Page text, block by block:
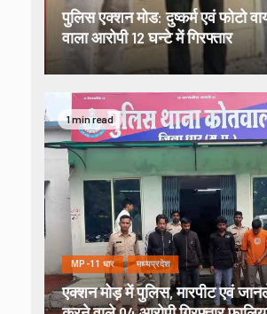
पुलिस एक्शन मोड: दुष्कर्म एवं फोटो
वाला आरोपी 12 घन्टे में गिरफ्तार
1 min read
MP-11 धार मध्यप्रदेश
एक्शन मोड़ में पुलिस, मारपीट एवं